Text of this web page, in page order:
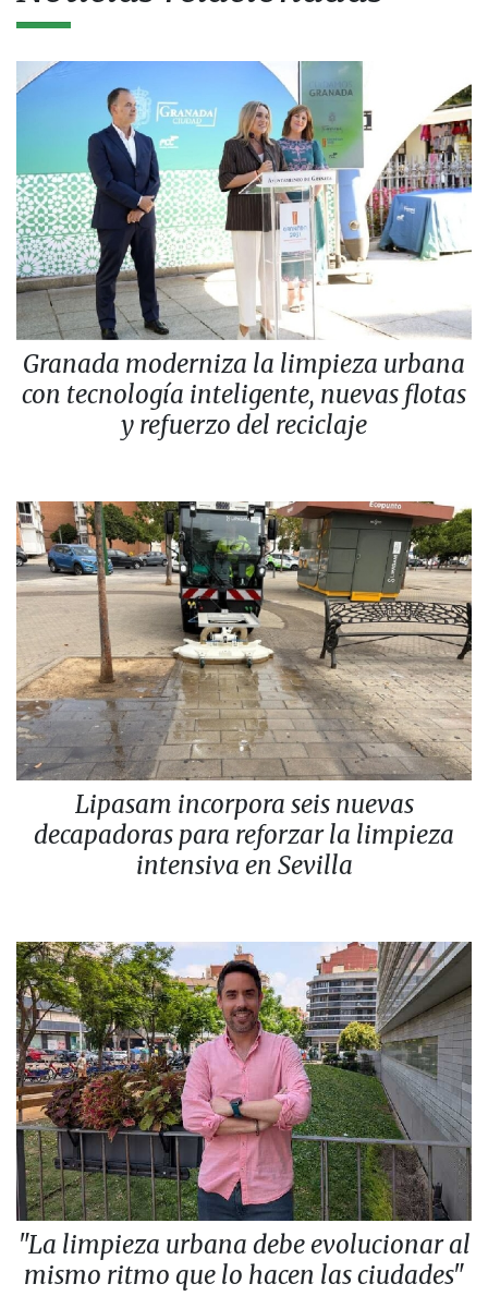
Granada moderniza la limpieza urbana
con tecnología inteligente, nuevas flotas
y refuerzo del reciclaje
Lipasam incorpora seis nuevas
decapadoras para reforzar la limpieza
intensiva en Sevilla
"La limpieza urbana debe evolucionar al
mismo ritmo que lo hacen las ciudades"